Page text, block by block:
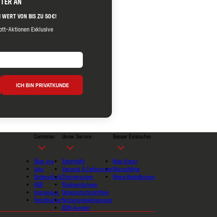
WERT VON BIS ZU 50€!
Aktionen Exklusive
ICH BIN PRIVATKUNDE
Contorion
Über uns
Jobs
Datenschutz
AGB
Impressum
Handbücher
Unser Service
Soforthilfe
Versand & Lieferungen
Stornierungen
Rücksendungen
Datenschutzrichtlinie
Nutzungsbedingungen
B2B-Kunden
Besser Einkaufen
Mein Konto
Wunschliste
Meine Bestellungen